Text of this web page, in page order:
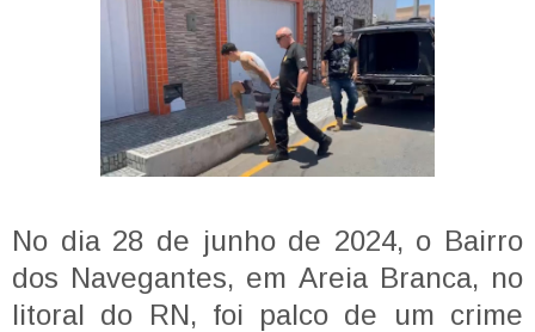
No dia 28 de junho de 2024, o Bairro
dos Navegantes, em Areia Branca, no
litoral do RN, foi palco de um crime